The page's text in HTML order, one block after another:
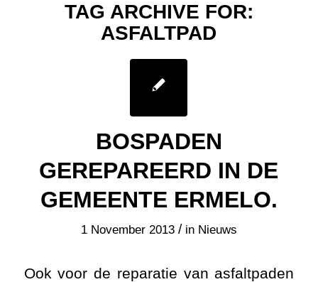
TAG ARCHIVE FOR:
ASFALTPAD
BOSPADEN
GEREPAREERD IN DE
GEMEENTE ERMELO.
1 November 2013 / in Nieuws
Ook voor de reparatie van asfaltpaden